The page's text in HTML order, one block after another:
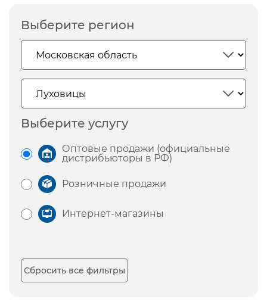
Выберите регион
Выберите услугу
Оптовые продажи (официальные
дистрибьюторы в РФ)
Розничные продажи
Интернет-магазины
Сбросить все фильтры